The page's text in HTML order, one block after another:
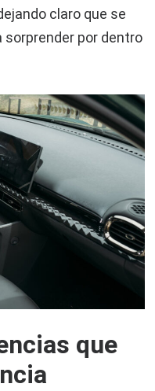
claro que se
sorprender por dentro
que